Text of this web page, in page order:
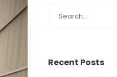
Recent Posts